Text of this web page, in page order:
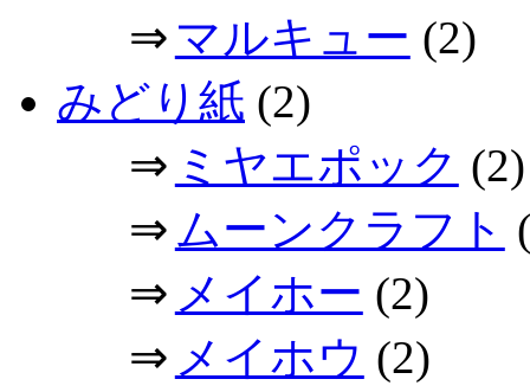
⇒ マルキュー (2)
みどり紙 (2)
⇒ ミヤエポック (2)
⇒ ムーンクラフト
⇒ メイホー (2)
⇒ メイホウ (2)